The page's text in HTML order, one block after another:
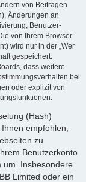
von Beiträgen
Änderungen an
Benutzer-
von Ihrem Browser
wird nur in der „Wer
gespeichert.
dass weitere
bei
oder explizit von
(Hash)
empfohlen,
zu
Benutzerkonto
um. Insbesondere
Limited oder ein